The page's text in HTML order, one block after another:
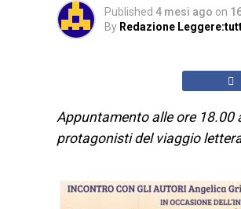
Published 4 mesi ago on
By Redazione
Appuntamento alle ore 18.00
protagonisti del viaggio